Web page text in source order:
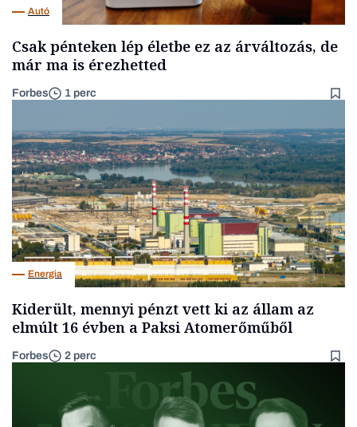
Autó
Csak pénteken lép életbe ez az árváltozás, de
már ma is érezhetted
Forbes 1 perc
Energia
Kiderült, mennyi pénzt vett ki az állam az
elmúlt 16 évben a Paksi Atomerőműből
Forbes 2 perc